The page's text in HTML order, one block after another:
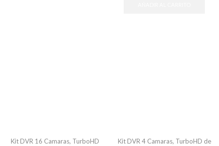
Kit DVR 16 Camaras, TurboHD
Kit DVR 4 Camaras, TurboHD de